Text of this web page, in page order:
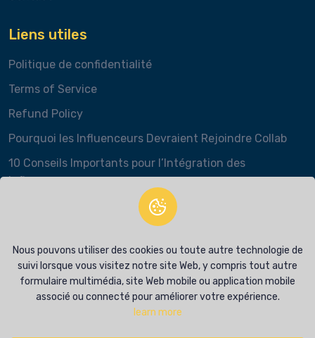
Liens utiles
Politique de confidentialité
Terms of Service
Refund Policy
Pourquoi les Influenceurs Devraient Rejoindre Collab
10 Conseils Importants pour l’Intégration des
Influenceurs
contact@babafig.com
+262 0692 377 668
+262 0692 377 668
Nous pouvons utiliser des cookies ou toute autre technologie de
suivi lorsque vous visitez notre site Web, y compris tout autre
formulaire multimédia, site Web mobile ou application mobile
associé ou connecté pour améliorer votre expérience.
learn more